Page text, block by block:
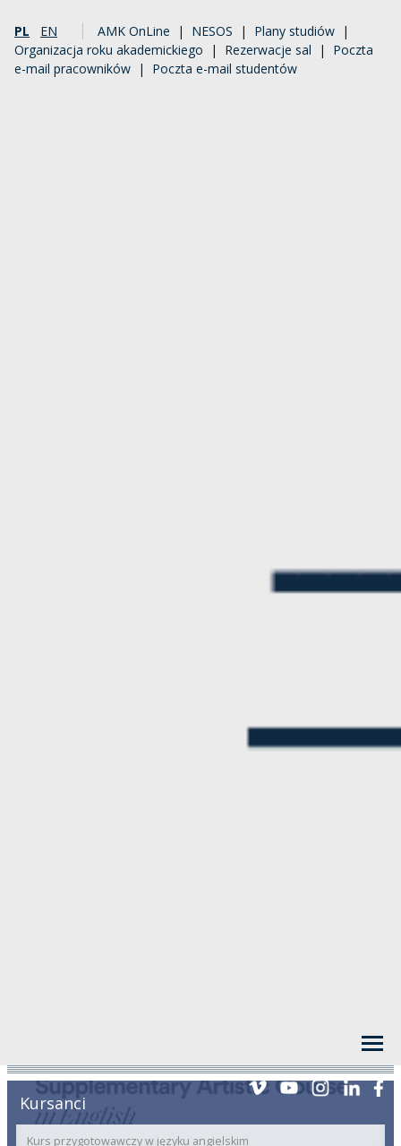
PL EN AMK OnLine | NESOS | Plany studiów |
Organizacja roku akademickiego | Rezerwacje sal | Poczta
e-mail pracowników | Poczta e-mail studentów
Kursanci
Kurs przygotowawczy w języku angielskim